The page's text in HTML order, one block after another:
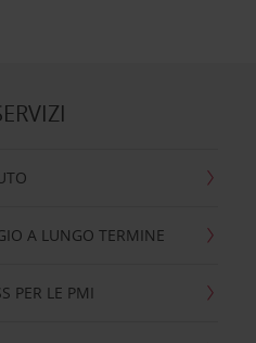
A LUNGO TERMINE
PER LE PMI